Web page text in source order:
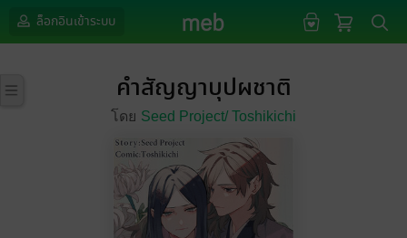
ล็อกอินเข้าระบบ
คำสัญญาบุปผชาติ
โดย Seed Project/Toshikichi